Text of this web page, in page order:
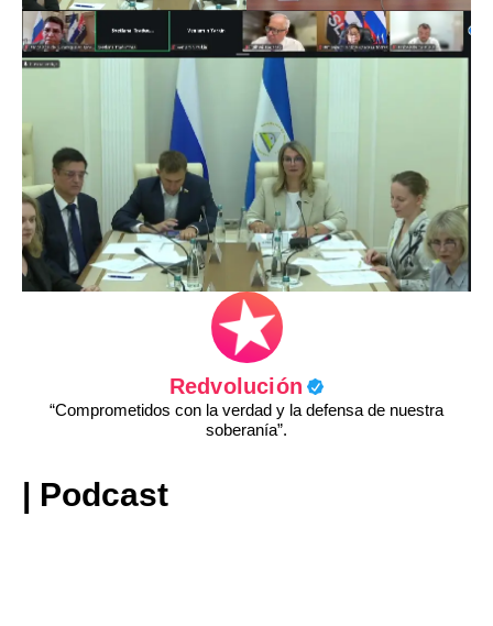
Redvolución
“Comprometidos con la verdad y la defensa de nuestra
soberanía”.
| Podcast